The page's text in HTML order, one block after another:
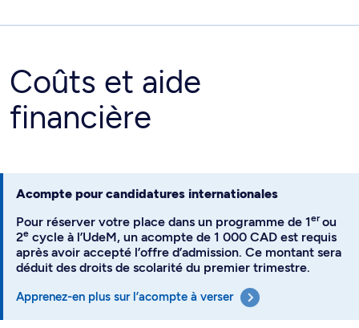
Coûts et aide
financière
Acompte pour candidatures internationales
Pour réserver votre place dans un programme de 1erou
2e cycle à l’UdeM, un acompte de 1 000 CAD est requis
après avoir accepté l’offre d’admission. Ce montant sera
déduit des droits de scolarité du premier trimestre.
Apprenez-en plus sur l’acompte à verser